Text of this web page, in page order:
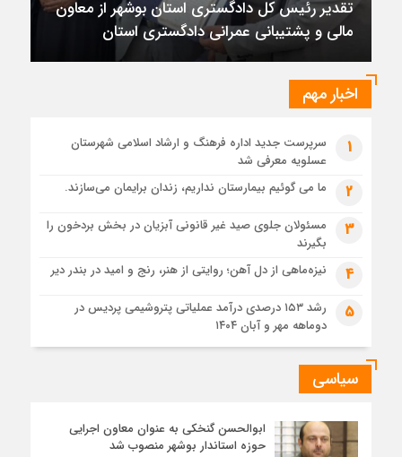
1 ماه قبل
تقدیر رئیس کل دادگستری استان بوشهر از معاون مالی و
پشتیبانی عمرانی دادگستری استان
1 ماه قبل
دادستان بوشهر: تسری منطقه آزاد به بافت شهری مرکز استان
1 ماه قبل
زابل و بندر دیر در فهرست داغ‌ترین نقاط جهان؛ جنوب و شرق ایران
زیر آتش تابستان
تقدیر رئیس کل دادگستری استان بوشهر از معاون
مالی و پشتیبانی عمرانی دادگستری استان
اخبار مهم
1
سرپرست جدید اداره فرهنگ و ارشاد اسلامی شهرستان
عسلویه معرفی شد
2 ما می گوئیم بیمارستان نداریم، زندان برایمان می‌سازند.
3
مسئولان جلوی صید غیر قانونی آبزیان در بخش بردخون را
بگیرند
4 نیزه‌ماهی از دل آهن؛ روایتی از هنر، رنج و امید در بندر دیر
5
رشد ۱۵۳ درصدی درآمد عملیاتی پتروشیمی پردیس در
دوماهه مهر و آبان ۱۴۰۴
سیاسی
ابوالحسن گنخکی به عنوان معاون اجرایی
حوزه استاندار بوشهر منصوب شد